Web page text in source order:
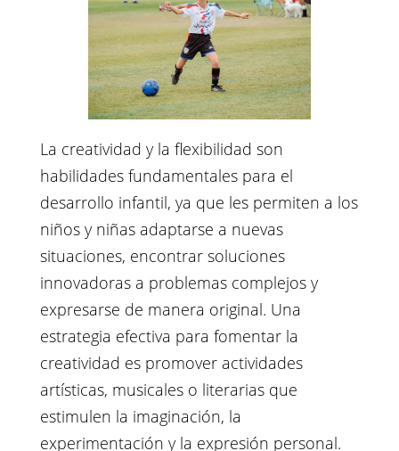
La creatividad y la flexibilidad son
habilidades fundamentales para el
desarrollo infantil, ya que les permiten a los
niños y niñas adaptarse a nuevas
situaciones, encontrar soluciones
innovadoras a problemas complejos y
expresarse de manera original. Una
estrategia efectiva para fomentar la
creatividad es promover actividades
artísticas, musicales o literarias que
estimulen la imaginación, la
experimentación y la expresión personal.